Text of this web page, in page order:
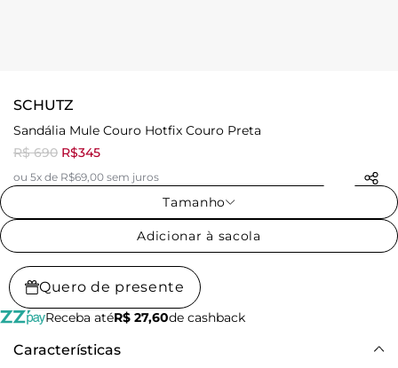
SCHUTZ
Sandália Mule Couro Hotfix Couro Preta
R$ 690 R$345
ou 5x de R$69,00 sem juros
Tamanho
Adicionar à sacola
Quero de presente
Receba atéR$ 27,60de cashback
Características